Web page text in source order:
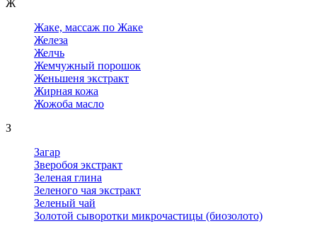
Ж
Жаке, массаж по Жаке
Железа
Желчь
Жемчужный порошок
Женьшеня экстракт
Жирная кожа
Жожоба масло
З
Загар
Зверобоя экстракт
Зеленая глина
Зеленого чая экстракт
Зеленый чай
Золотой сыворотки микрочастицы (биозолото)